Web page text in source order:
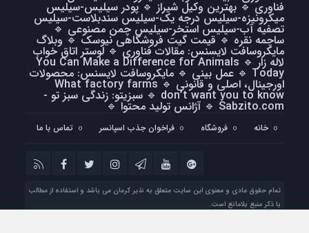
فناوری🔹 بهترین وکیل شیراز 🔹پودر سیلیس-سیلیس
میکرونیزه-سیلیس درجه یک-سیلیس سندبلاست-سیلیس
تصفیه آب-سیلیس استخر-سیلیس چمن مصنوعی 🔹
ساچمه نقره 🔹قیمت گیت فروشگاهی نیوسک 🔹 وبلاگ
مایکروسافت لایسنس: مقالات فناوری🔹لوستر اتاق خواب
لاله زار 🔹
You Can Make a Difference for Animals
Today
🔹 عمل بینی 🔹 مایکروسافت لایسنس: محصولات
اورجینال، اصلی و قانونی 🔹
What factory farms
don’t want you to know
🔹 سبزیتو: زندگی سبز تو -
Sabzito.com
🔹 آژانس تولید محتوا🔹
خانه فروشگاه فراخوان جذب اسپانسر تماس با ما
تمام حقوق مادی و معنوی این سایت متعلق به نذیر کرمان می باشد و استفاده از مطالب
با ذکر منبع بلامانع است.